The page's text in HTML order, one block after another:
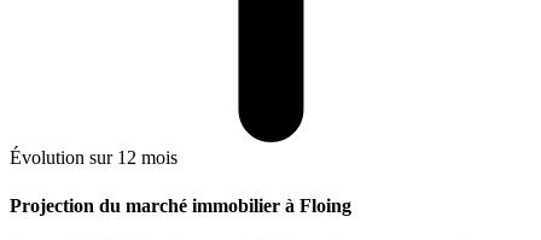
Évolution sur 12 mois
Projection du marché immobilier à Floing